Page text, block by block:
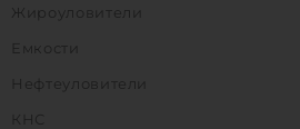
Жироуловители
Емкости
Нефтеуловители
КНС